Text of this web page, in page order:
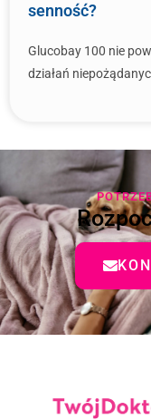
senność?
Glucobay 100 nie
działań